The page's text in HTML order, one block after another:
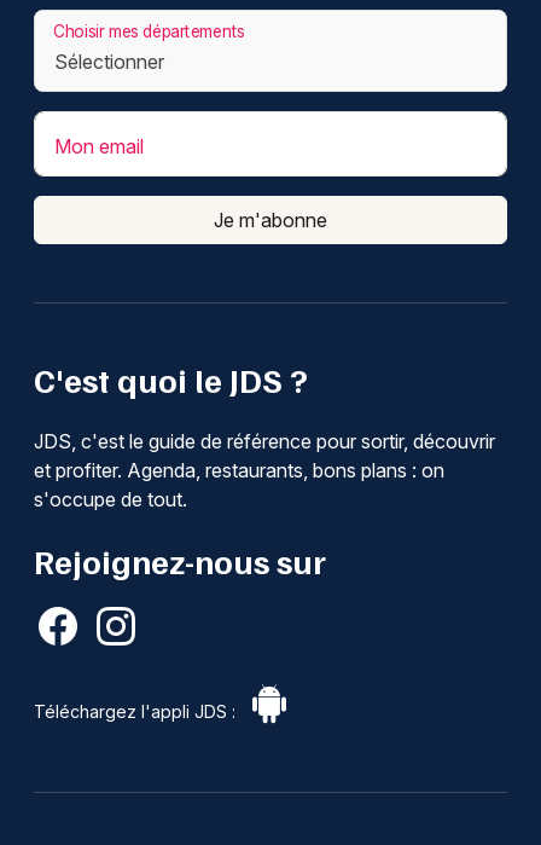
C'est quoi le JDS ?
JDS, c'est le guide de référence pour sortir, découvrir
et profiter. Agenda, restaurants, bons plans : on
s'occupe de tout.
Rejoignez-nous sur
Téléchargez l'appli JDS :
Choisir mes départements
Mon email
Je m'abonne